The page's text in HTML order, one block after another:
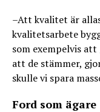
–Att kvalitet är
kvalitetsarbete
som exempelvis
att de stämmer,
skulle vi spara
Ford som ägare